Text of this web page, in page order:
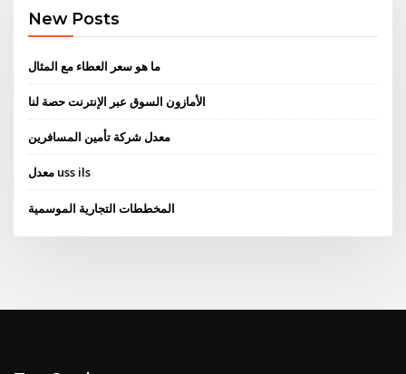
New Posts
ما هو سعر العطاء مع المثال
الأمازون السوق عبر الإنترنت حصة لنا
معدل شركة تأمين المسافرين
معدل uss ils
المخططات التجارية الموسمية